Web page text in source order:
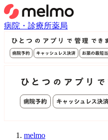
病院・診療所薬局
melmo